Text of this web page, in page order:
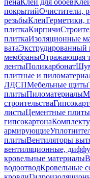
пенаКлеи для обоев
покрытийОчистители,
резьбыКлеиГерметики,
плиткаКирпичи
плиткаИзоляционные
ватаЭкструдированный
мембраныОтражающая
лентыПоликарбонат
плитные и
ЛДСПМебельные щиты
плитыПиломатериалы
строительства
листыЦементные плиты
гипсокартона
армирующие
плитыВентиляторы
вентиляционные,
кровельные материалы
водоотводКровельные